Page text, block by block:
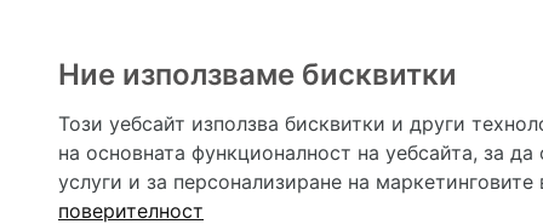
предназначена да служи само и единствено за
допълване на данните и за коригиране на
Ние използваме бисквитки
Този уебсайт използва бисквитки и други
на основната функционалност на уебсайта, за да
услуги и за персонализиране на
поверителност